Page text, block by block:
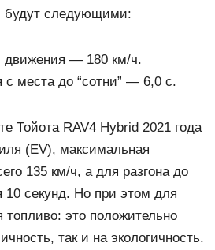
будут следующими:
движения — 180 км/ч.
с места до “сотни” — 6,0 с.
Тойота RAV4 Hybrid 2021 года
(EV), максимальная
135 км/ч, а для разгона до
10 секунд. Но при этом для
топливо: это положительно
так и на экологичность.